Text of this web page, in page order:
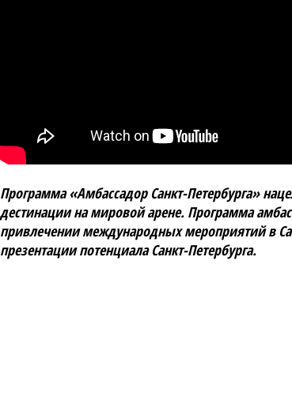
Программа «Амбассадор Санкт-Петербурга»
дестинации на мировой арене. Программа
привлечении международных мероприятий в
презентации потенциала Санкт-Петербурга.